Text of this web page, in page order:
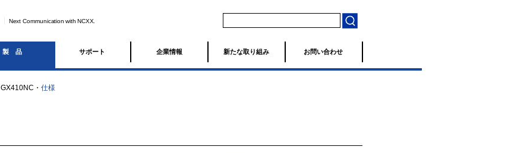
Next Communication with NCXX.
製品 サポート 企業情報 新たな取り組み お問い合わせ
GX410NC ・ 仕様